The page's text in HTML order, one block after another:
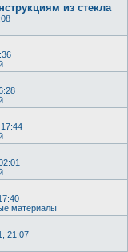
из стекла
материалы
21:07